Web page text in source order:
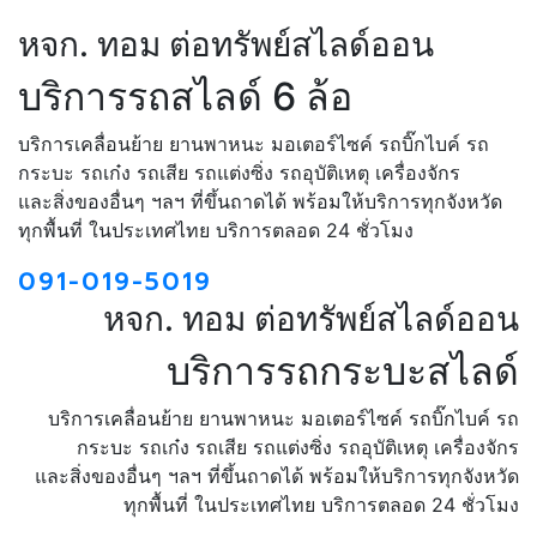
หจก. ทอม ต่อทรัพย์สไลด์ออน
บริการรถสไลด์ 6 ล้อ
บริการเคลื่อนย้าย ยานพาหนะ มอเตอร์ไซค์ รถบิ๊กไบค์ รถ
กระบะ รถเก๋ง รถเสีย รถแต่งซิ่ง รถอุบัติเหตุ เครื่องจักร
และสิ่งของอื่นๆ ฯลฯ ที่ขึ้นถาดได้ พร้อมให้บริการทุกจังหวัด
ทุกพื้นที่ ในประเทศไทย บริการตลอด 24 ชั่วโมง
091-019-5019
หจก. ทอม ต่อทรัพย์สไลด์ออน
บริการรถกระบะสไลด์
บริการเคลื่อนย้าย ยานพาหนะ มอเตอร์ไซค์ รถบิ๊กไบค์ รถ
กระบะ รถเก๋ง รถเสีย รถแต่งซิ่ง รถอุบัติเหตุ เครื่องจักร
และสิ่งของอื่นๆ ฯลฯ ที่ขึ้นถาดได้ พร้อมให้บริการทุกจังหวัด
ทุกพื้นที่ ในประเทศไทย บริการตลอด 24 ชั่วโมง